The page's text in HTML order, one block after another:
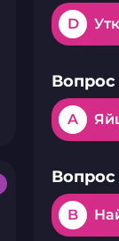
D
Вопрос
A
Вопрос
B